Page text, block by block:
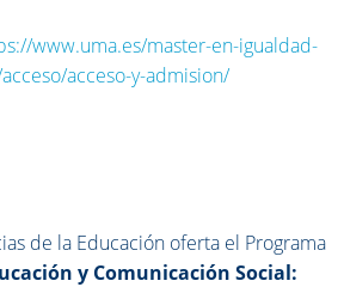
www.uma.es/master-en-igualdad-
acceso-y-admision/
de la Educación oferta el Programa
y Comunicación Social: